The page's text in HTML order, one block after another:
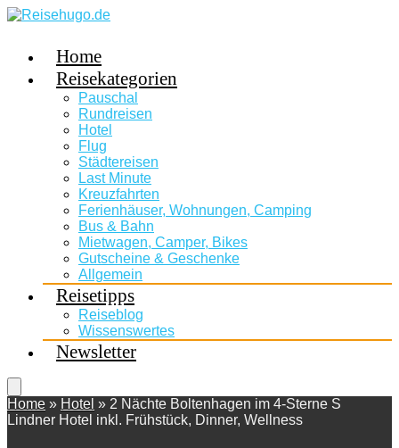
Home
Reisekategorien
Pauschal
Rundreisen
Hotel
Flug
Städtereisen
Last Minute
Kreuzfahrten
Ferienhäuser, Wohnungen, Camping
Bus & Bahn
Mietwagen, Camper, Bikes
Gutscheine & Geschenke
Allgemein
Reisetipps
Reiseblog
Wissenswertes
Newsletter
Home » Hotel » 2 Nächte Boltenhagen im 4-Sterne S
Lindner Hotel inkl. Frühstück, Dinner, Wellness